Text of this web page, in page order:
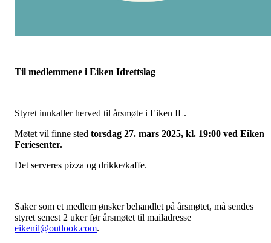
Til medlemmene i Eiken Idrettslag
Styret innkaller herved til årsmøte i Eiken IL.
Møtet vil finne sted torsdag 27. mars 2025, kl. 19:00 ved Eiken
Feriesenter.
Det serveres pizza og drikke/kaffe.
Saker som et medlem ønsker behandlet på årsmøtet, må sendes
styret senest 2 uker før årsmøtet til mailadresse
eikenil@outlook.com.